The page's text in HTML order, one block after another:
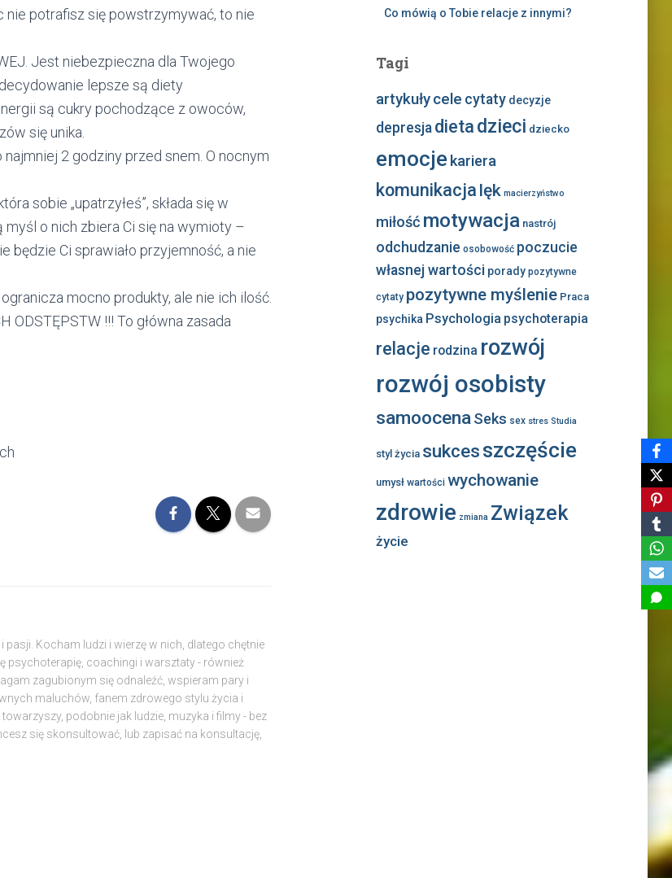
nie potrafisz się powstrzymywać, to nie
Jest niebezpieczna dla Twojego
lepsze są diety
są cukry pochodzące z owoców,
się unika.
2 godziny przed snem. O nocnym
sobie „upatrzyłeś”, składa się w
o nich zbiera Ci się na wymioty –
będzie Ci sprawiało przyjemność, a nie
mocno produkty, ale nie ich ilość.
ODSTĘPSTW !!! To główna zasada
Kocham ludzi i wierzę w nich, dlatego chętnie
psychoterapię, coachingi i warsztaty - również
zagubionym się odnaleźć, wspieram pary i
maluchów, fanem zdrowego stylu życia i
podobnie jak ludzie, muzyka i filmy - bez
się skonsultować, lub zapisać na konsultację,
Co mówią o Tobie relacje z innymi?
Tagi
artykuły cele cytaty decyzje
depresja dieta dzieci dziecko
emocje kariera
komunikacja lęk macierzyństwo
miłość motywacja nastrój
odchudzanie osobowość poczucie
własnej wartości porady pozytywne
cytaty pozytywne myślenie Praca
psychika Psychologia psychoterapia
relacje rodzina rozwój
rozwój osobisty
samoocena Seks sex stres Studia
styl życia sukcesszczęście
umysł wartości wychowanie
zdrowie zmiana Związek
życie